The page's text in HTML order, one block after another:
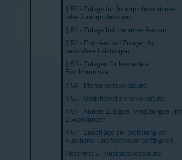
§ 50 - Zulage für Juniorprofessorinnen
oder Juniorprofessoren
§ 51 - Zulage bei mehreren Ämtern
§ 52 - Prämien und Zulagen für
besondere Leistungen
§ 53 - Zulagen für besondere
Erschwernisse
§ 54 - Mehrarbeitsvergütung
§ 55 - Gerichtsvollziehervergütung
§ 56 - Andere Zulagen, Vergütungen und
Zuwendungen
§ 57 - Zuschläge zur Sicherung der
Funktions- und Wettbewerbsfähigkeit
Abschnitt 5 - Auslandsbesoldung